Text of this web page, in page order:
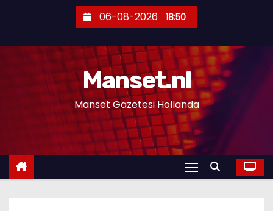
e
06-08-2026 18:50
Manset.nl
Manset Gazetesi Hollanda